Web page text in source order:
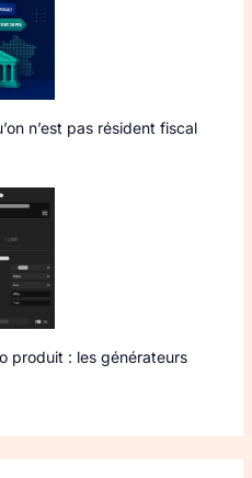
n’est pas résident fiscal
produit : les générateurs